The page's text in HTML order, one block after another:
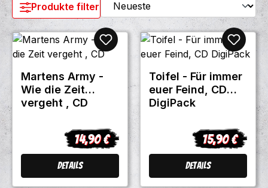
6. Martens Army - Wie Müssen Wir Das
Verstehen 7. Thekenprominenz - F.
Müller 8. Martens Army -
Thekenprominenz 9. Thekenprominenz
Du Dich Skinhead Nennst 11.
Thekenprominenz - Unser Land 12.
Martens Army - Skinheads Und Punks
13. Thekenprominenz -
Martensprominenz
Produkte filtern
Martens Army -
Wie die Zeit
vergeht , CD
Regulärer Preis:
14,90 €
Details
Toifel - Für immer
euer Feind, CD
DigiPack
Regulärer
15,90 €
Details